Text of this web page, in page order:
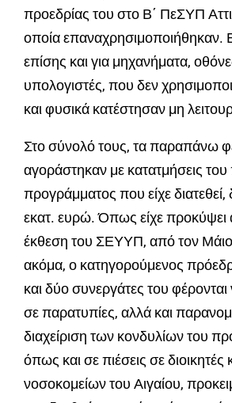
προεδρίας του στο Β΄ ΠεΣΥΠ
οποία επαναχρησιμοποιήθηκαν.
επίσης και για μηχανήματα,
υπολογιστές, που δεν
και φυσικά κατέστησαν μη
Στο σύνολό τους, τα παραπάνω
αγοράστηκαν με κατατμήσεις
προγράμματος που είχε
εκατ. ευρώ. Όπως είχε
έκθεση του ΣΕΥΥΠ, από τον
ακόμα, ο κατηγορούμενος
και δύο συνεργάτες του
σε παρατυπίες, αλλά και
διαχείριση των κονδυλίων του
όπως και σε πιέσεις σε διοικητές
νοσοκομείων του Αιγαίου,